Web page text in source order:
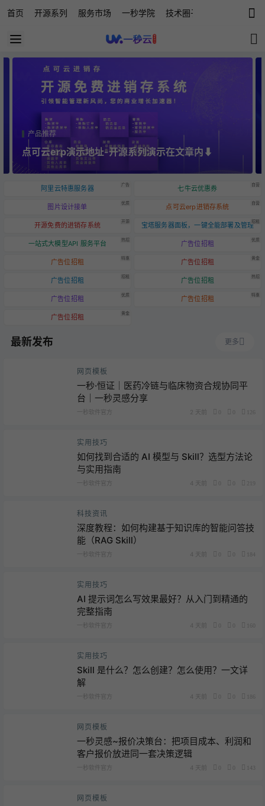
首页 开源系列 服务市场 一秒学院 技术圈子 源
产品推荐
点可云进销存：独立部署、数据安全、可买断二次开
发，更有开源免费版等您体验
阿里云特惠服务器 广告 七牛云优惠券 自营
图片设计接单 优质 点可云erp进销存系统 自营
开源免费的进销存系统 开源 宝塔服务器面板，一键全能部署及管理招租
一站式大模型API 服务平台 热招 广告位招租 优质
广告位招租 特惠 广告位招租 黄金
广告位招租 招租 广告位招租 热招
广告位招租 优质 广告位招租 特惠
广告位招租 黄金
最新发布 更多
网页模板
一秒·恒证｜医药冷链与临床物资合规协同平
台｜一秒灵感分享
一秒软件官方 126
实用技巧
如何找到合适的 AI 模型与 Skill？选型方法论
与实用指南
一秒软件官方 219
科技资讯
深度教程：如何构建基于知识库的智能问答技
能（RAG Skill）
一秒软件官方 184
实用技巧
AI 提示词怎么写效果最好？从入门到精通的
完整指南
一秒软件官方 160
实用技巧
Skill 是什么？怎么创建？怎么使用？一文详
解
一秒软件官方 186
网页模板
一秒灵感~报价决策台：把项目成本、利润和
客户报价放进同一套决策逻辑
一秒软件官方 143
网页模板